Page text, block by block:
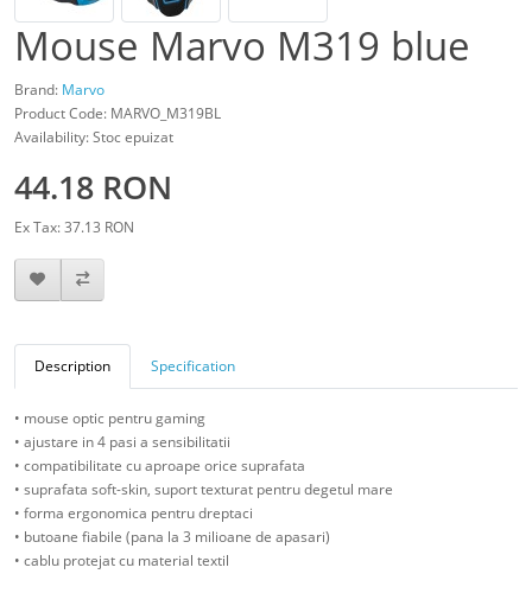
Mouse Marvo M319 blue
Brand: Marvo
Product Code: MARVO_M319BL
Availability: Stoc epuizat
44.18 RON
Ex Tax: 37.13 RON
Description Specification
• mouse optic pentru gaming
• ajustare in 4 pasi a sensibilitatii
• compatibilitate cu aproape orice suprafata
• suprafata soft-skin, suport texturat pentru degetul mare
• forma ergonomica pentru dreptaci
• butoane fiabile (pana la 3 milioane de apasari)
• cablu protejat cu material textil